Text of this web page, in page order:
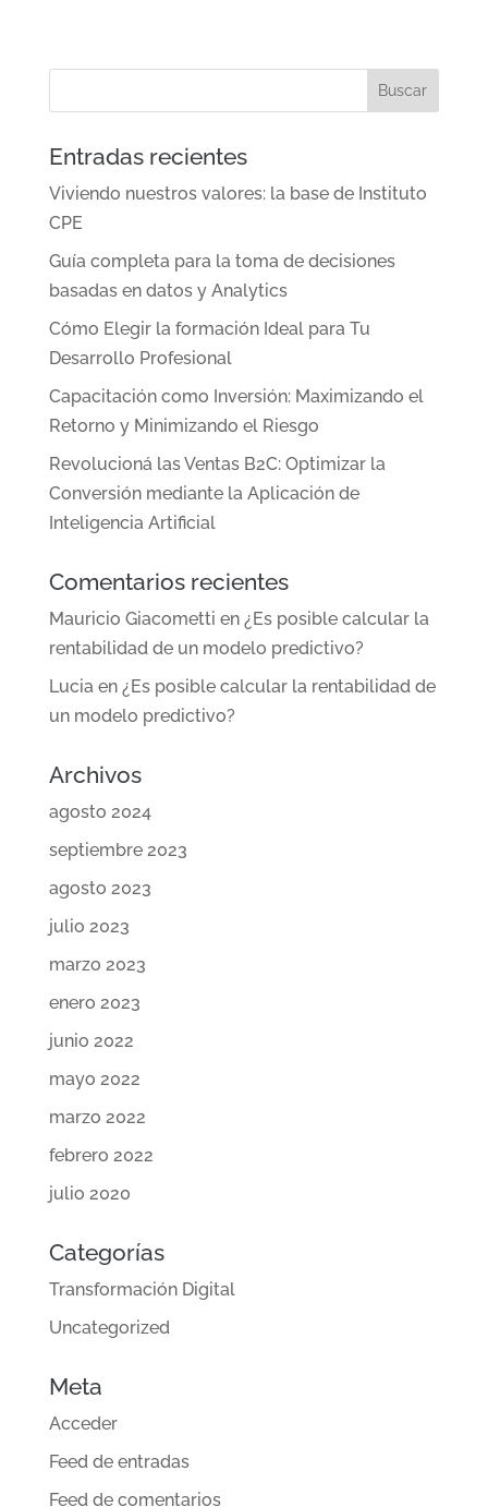
Entradas recientes
Viviendo nuestros valores: la base de Instituto
CPE
Guía completa para la toma de decisiones
basadas en datos y Analytics
Cómo Elegir la formación Ideal para Tu
Desarrollo Profesional
Capacitación como Inversión: Maximizando el
Retorno y Minimizando el Riesgo
Revolucioná las Ventas B2C: Optimizar la
Conversión mediante la Aplicación de
Inteligencia Artificial
Comentarios recientes
Mauricio Giacometti en ¿Es posible calcular la
rentabilidad de un modelo predictivo?
Lucia en ¿Es posible calcular la rentabilidad de
un modelo predictivo?
Archivos
agosto 2024
septiembre 2023
agosto 2023
julio 2023
marzo 2023
enero 2023
junio 2022
mayo 2022
marzo 2022
febrero 2022
julio 2020
Categorías
Transformación Digital
Uncategorized
Meta
Acceder
Feed de entradas
Feed de comentarios